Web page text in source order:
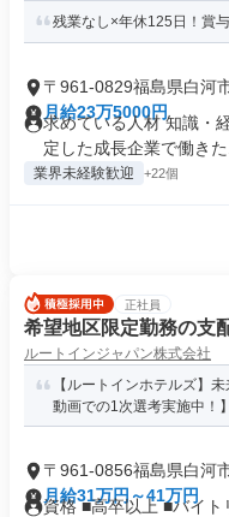
残業なし×年休125日！賞
〒961-0829福島県白河
月給23万5000円
求めている人材 知識・
定した成長企業で働きた
業界未経験歓迎 +22個
正社員
希望地区限定勤務の支
ルートインジャパン株式会社
【ルートインホテルズ】
動画での1次選考実施中！】
〒961-0856福島県白河
月給31万円～41万円
資格 ■高卒以上 ■バイ